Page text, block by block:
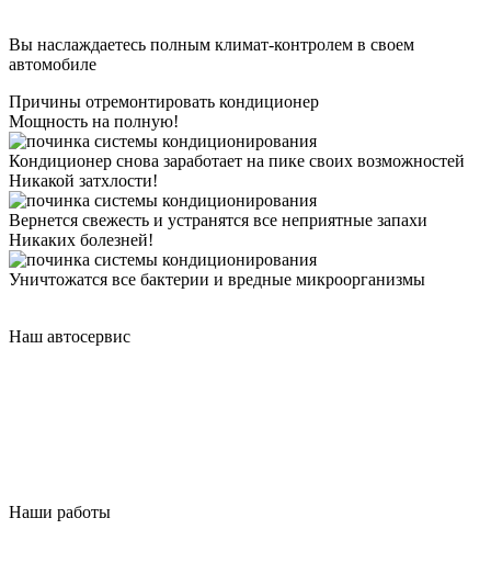
Вы наслаждаетесь полным климат-контролем в своем
автомобиле
Причины отремонтировать кондиционер
Мощность на полную!
Кондиционер снова заработает на пике своих возможностей
Никакой затхлости!
Вернется свежесть и устранятся все неприятные запахи
Никаких болезней!
Уничтожатся все бактерии и вредные микроорганизмы
Наш автосервис
Наши работы